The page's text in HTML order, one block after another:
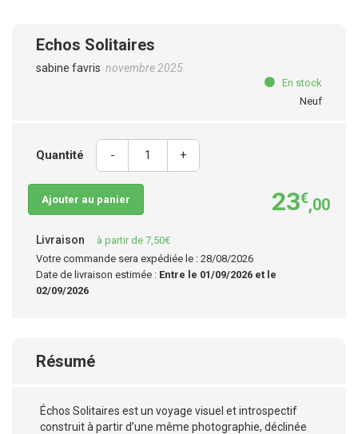
Echos Solitaires
sabine favris novembre 2025
En stock
Neuf
Quantité - +
Ajouter au panier 23€,00
Livraison
à partir de 7,50€
Votre commande sera expédiée le : 28/08/2026
Date de livraison estimée : Entre le 01/09/2026 et le
02/09/2026
Résumé
Échos Solitaires est un voyage visuel et introspectif
construit à partir d’une même photographie, déclinée